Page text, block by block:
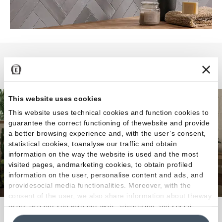
This website uses cookies
This website uses technical cookies and function cookies to
guarantee the correct functioning of thewebsite and provide
a better browsing experience and, with the user’s consent,
statistical cookies, toanalyse our traffic and obtain
information on the way the website is used and the most
visited pages, andmarketing cookies, to obtain profiled
information on the user, personalise content and ads, and
providesocial media functionalities. Moreover, with the
consent of the user, we also share information about theway
users use our site with our web, advertising and social
media analytics partners, who may combine itwith other